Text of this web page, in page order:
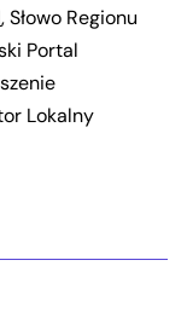
, Słowo Regionu
Portal
Lokalny